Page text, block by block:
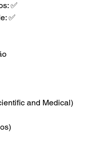
✅
✅
and Medical)